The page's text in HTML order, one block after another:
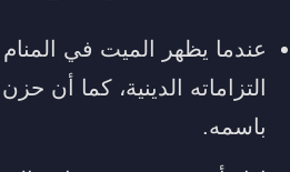
عندما يظهر الميت في
التزاماته الدينية، كما أن
باسمه.